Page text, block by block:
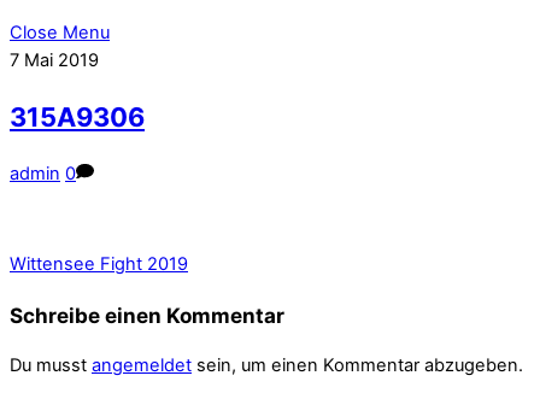
Close Menu
7 Mai 2019
315A9306
admin 0
Wittensee Fight 2019
Schreibe einen Kommentar
Du musst angemeldet sein, um einen Kommentar abzugeben.